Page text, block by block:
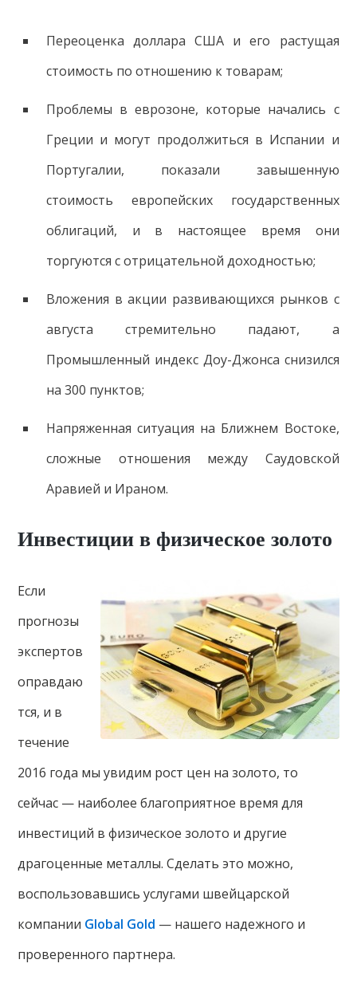
Переоценка доллара США и его растущая
стоимость по отношению к товарам;
Проблемы в еврозоне, которые начались с
Греции и могут продолжиться в Испании и
Португалии, показали завышенную
стоимость европейских государственных
облигаций, и в настоящее время они
торгуются с отрицательной доходностью;
Вложения в акции развивающихся рынков с
августа стремительно падают, а
Промышленный индекс Доу-Джонса снизился
на 300 пунктов;
Напряженная ситуация на Ближнем Востоке,
сложные отношения между Саудовской
Аравией и Ираном.
Инвестиции в физическое золото
Если
прогнозы
экспертов
оправдаю
тся, и в
течение
2016 года мы увидим рост цен на золото, то
сейчас — наиболее благоприятное время для
инвестиций в физическое золото и другие
драгоценные металлы. Сделать это можно,
воспользовавшись услугами швейцарской
компании Global Gold — нашего надежного и
проверенного партнера.